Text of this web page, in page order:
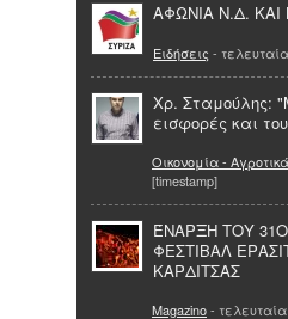
ΑΦΩΝΙΑ Ν.Δ.
Ειδήσεις -
Χρ. Σταμούλης:
εισφορές και
Οικονομία - Αγροτικά
[timestamp]
ΈΝΑΡΞΗ ΤΟΥ
ΦΕΣΤΙΒΑΛ
ΚΑΡΔΙΤΣΑΣ
Magazino-